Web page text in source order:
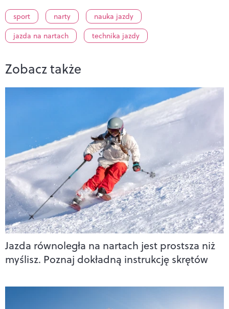
sport narty
nauka jazdy
jazda na nartach
technika jazdy
Zobacz także
Jazda równoległa na nartach jest prostsza niż
myślisz. Poznaj dokładną instrukcję skrętów